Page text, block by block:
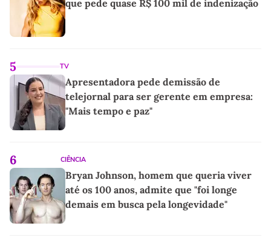
que pede quase R$ 100 mil de indenização
5 TV
Apresentadora pede demissão de
telejornal para ser gerente em empresa:
"Mais tempo e paz"
6 CIÊNCIA
Bryan Johnson, homem que queria viver
até os 100 anos, admite que "foi longe
demais em busca pela longevidade"